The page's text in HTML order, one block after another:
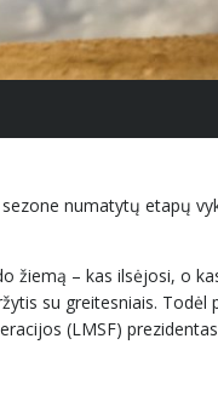
numatytų etapų
žiemą – kas ilsėjosi, o
su greitesniais. Todėl
(LMSF)